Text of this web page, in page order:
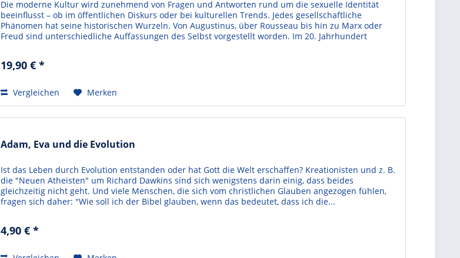
Die moderne Kultur wird zunehmend von Fragen und Antworten rund um die sexuelle Identität
beeinflusst – ob im öffentlichen Diskurs oder bei kulturellen Trends. Jedes gesellschaftliche
Phänomen hat seine historischen Wurzeln. Von Augustinus, über Rousseau bis hin zu Marx oder
Freud sind unterschiedliche Auffassungen des Selbst vorgestellt worden. Im 20. Jahrhundert
19,90 € *
Vergleichen Merken
Adam, Eva und die Evolution
Ist das Leben durch Evolution entstanden oder hat Gott die Welt erschaffen? Kreationisten und z. B.
die "Neuen Atheisten" um Richard Dawkins sind sich wenigstens darin einig, dass beides
gleichzeitig nicht geht. Und viele Menschen, die sich vom christlichen Glauben angezogen fühlen,
fragen sich daher: "Wie soll ich der Bibel glauben, wenn das bedeutet, dass ich die...
4,90 € *